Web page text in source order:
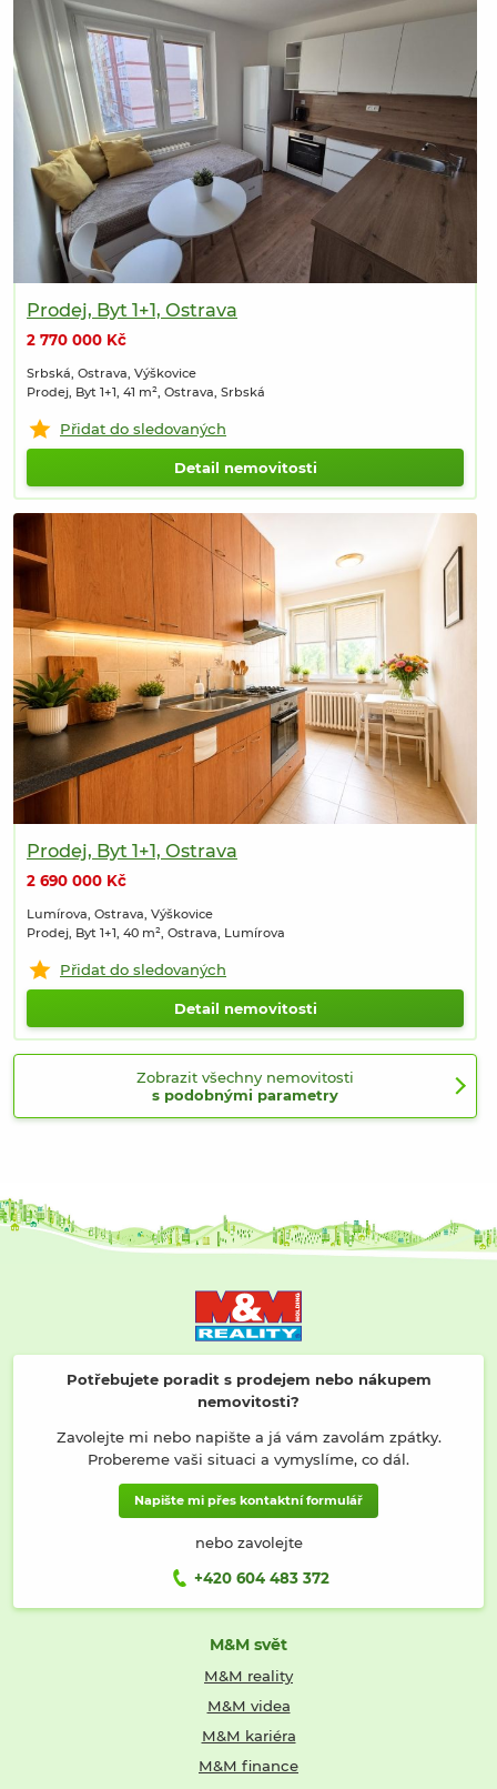
Prodej, Byt 1+1, Ostrava
2 770 000 Kč
Srbská, Ostrava, Výškovice
Prodej, Byt 1+1, 41 m², Ostrava, Srbská
Přidat do sledovaných
Detail nemovitosti
Prodej, Byt 1+1, Ostrava
2 690 000 Kč
Lumírova, Ostrava, Výškovice
Prodej, Byt 1+1, 40 m², Ostrava, Lumírova
Přidat do sledovaných
Detail nemovitosti
Zobrazit všechny nemovitosti
s podobnými parametry
Potřebujete poradit s prodejem nebo nákupem
nemovitosti?
Zavolejte mi nebo napište a já vám zavolám zpátky.
Probereme vaši situaci a vymyslíme, co dál.
Napište mi přes kontaktní formulář
nebo zavolejte
+420 604 483 372
M&M svět
M&M reality
M&M videa
M&M kariéra
M&M finance